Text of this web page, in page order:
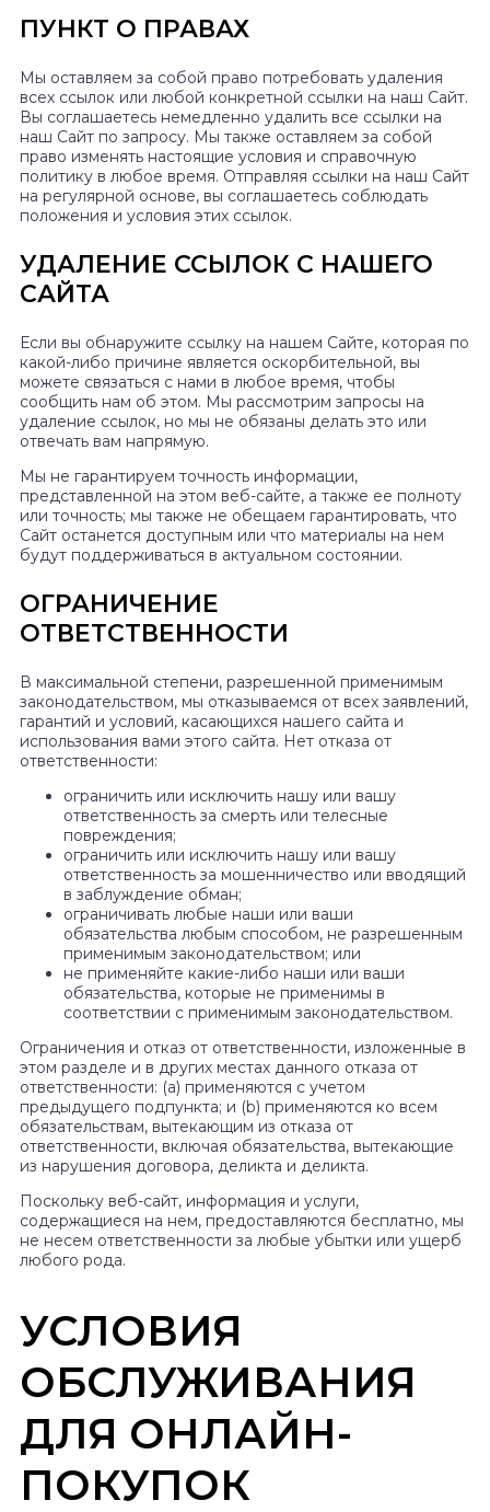
ПУНКТ О ПРАВАХ
Мы оставляем за собой право потребовать удаления
всех ссылок или любой конкретной ссылки на наш Сайт.
Вы соглашаетесь немедленно удалить все ссылки на
наш Сайт по запросу. Мы также оставляем за собой
право изменять настоящие условия и справочную
политику в любое время. Отправляя ссылки на наш Сайт
на регулярной основе, вы соглашаетесь соблюдать
положения и условия этих ссылок.
УДАЛЕНИЕ ССЫЛОК С НАШЕГО
САЙТА
Если вы обнаружите ссылку на нашем Сайте, которая по
какой-либо причине является оскорбительной, вы
можете связаться с нами в любое время, чтобы
сообщить нам об этом. Мы рассмотрим запросы на
удаление ссылок, но мы не обязаны делать это или
отвечать вам напрямую.
Мы не гарантируем точность информации,
представленной на этом веб-сайте, а также ее полноту
или точность; мы также не обещаем гарантировать, что
Сайт останется доступным или что материалы на нем
будут поддерживаться в актуальном состоянии.
ОГРАНИЧЕНИЕ
ОТВЕТСТВЕННОСТИ
В максимальной степени, разрешенной применимым
законодательством, мы отказываемся от всех заявлений,
гарантий и условий, касающихся нашего сайта и
использования вами этого сайта. Нет отказа от
ответственности:
ограничить или исключить нашу или вашу
ответственность за смерть или телесные
повреждения;
ограничить или исключить нашу или вашу
ответственность за мошенничество или вводящий
в заблуждение обман;
ограничивать любые наши или ваши
обязательства любым способом, не разрешенным
применимым законодательством; или
не применяйте какие-либо наши или ваши
обязательства, которые не применимы в
соответствии с применимым законодательством.
Ограничения и отказ от ответственности, изложенные в
этом разделе и в других местах данного отказа от
ответственности: (a) применяются с учетом
предыдущего подпункта; и (b) применяются ко всем
обязательствам, вытекающим из отказа от
ответственности, включая обязательства, вытекающие
из нарушения договора, деликта и деликта.
Поскольку веб-сайт, информация и услуги,
содержащиеся на нем, предоставляются бесплатно, мы
не несем ответственности за любые убытки или ущерб
любого рода.
УСЛОВИЯ
ОБСЛУЖИВАНИЯ
ДЛЯ ОНЛАЙН-
ПОКУПОК